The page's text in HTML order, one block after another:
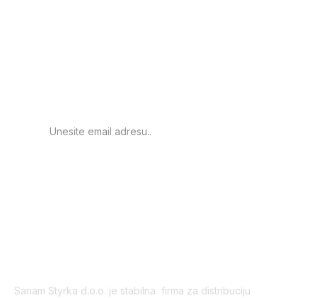
Sanam Styrka d.o.o. je stabilna firma za distribuciju